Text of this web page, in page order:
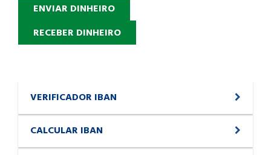
ENVIAR DINHEIRO
RECEBER DINHEIRO
VERIFICADOR IBAN
CALCULAR IBAN